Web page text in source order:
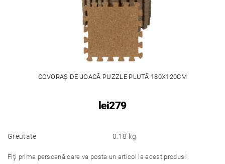
COVORAȘ DE JOACĂ PUZZLE PLUTĂ 180X120CM
lei279
Greutate 0.18 kg
Fiţi prima persoană care va posta un articol la acest produs!